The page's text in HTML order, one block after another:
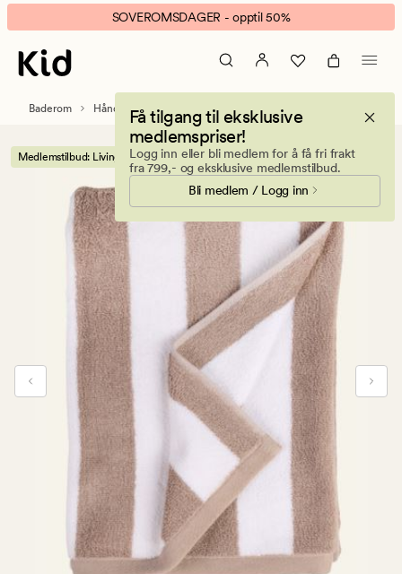
Living
håndkle
multi
beige
banner.
Klikk
ESCAPE
pause.
SOVEROMSDAGER - opptil 50%
Få tilgang til eksklusive
medlemspriser!
Logg inn eller bli medlem for å få fri frakt
fra 799,- og eksklusive medlemstilbud.
Bli medlem / Logg inn
Baderom Håndklær og kluter Håndklær
Medlemstilbud: Living håndkleserie 2 for 1